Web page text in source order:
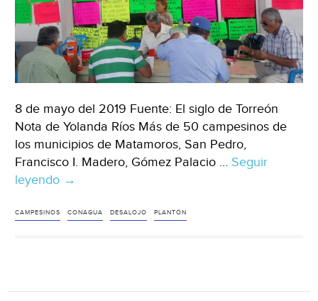
8 de mayo del 2019 Fuente: El siglo de Torreón
Nota de Yolanda Ríos Más de 50 campesinos de
los municipios de Matamoros, San Pedro,
Francisco I. Madero, Gómez Palacio … Seguir
leyendo Coahuila:
desalojo
→
CAMPESINOS CONAGUA DESALOJO PLANTÓN